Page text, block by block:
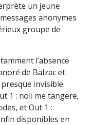
un jeune
anonymes
groupe de
l’absence
de Balzac et
invisible
1 : noli me tangere,
et Out 1 :
disponibles en